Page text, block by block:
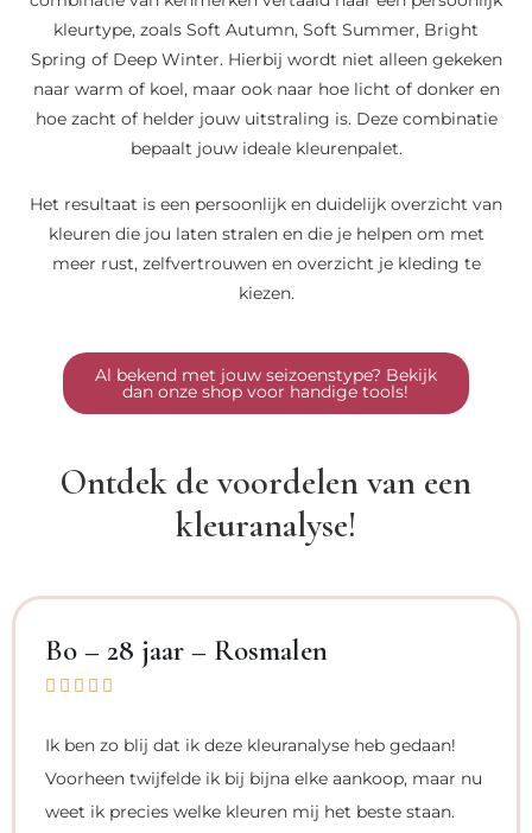
kleurtype, zoals Soft Autumn, Soft Summer, Bright
Spring of Deep Winter. Hierbij wordt niet alleen gekeken
naar warm of koel, maar ook naar hoe licht of donker en
hoe zacht of helder jouw uitstraling is. Deze combinatie
bepaalt jouw ideale kleurenpalet.
Het resultaat is een persoonlijk en duidelijk overzicht van
kleuren die jou laten stralen en die je helpen om met
meer rust, zelfvertrouwen en overzicht je kleding te
kiezen.
Al bekend met jouw seizoenstype? Bekijk
dan onze shop voor handige tools!
Ontdek de voordelen van een
kleuranalyse!
Bo – 28 jaar – Rosmalen
    
Ik ben zo blij dat ik deze kleuranalyse heb gedaan!
Voorheen twijfelde ik bij bijna elke aankoop, maar nu
weet ik precies welke kleuren mij het beste staan.